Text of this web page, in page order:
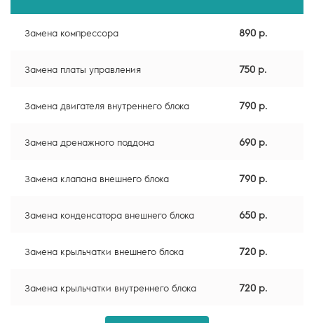
Замена компрессора 890 р.
Замена платы управления 750 р.
Замена двигателя внутреннего блока 790 р.
Замена дренажного поддона 690 р.
Замена клапана внешнего блока 790 р.
Замена конденсатора внешнего блока 650 р.
Замена крыльчатки внешнего блока 720 р.
Замена крыльчатки внутреннего блока 720 р.